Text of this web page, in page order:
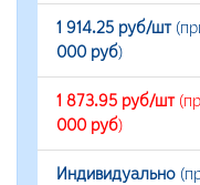
1 914.25 руб/шт
000 руб)
1 873.95 руб/шт
000 руб)
Индивидуально